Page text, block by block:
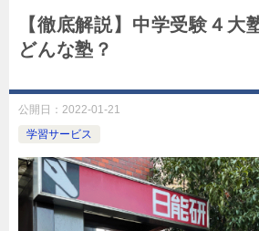
【徹底解説】中学受験４大
どんな塾？
公開日： 2022-01-21
学習サービス